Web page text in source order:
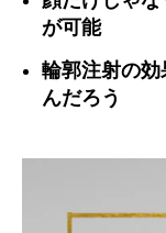
が可能
輪郭注射の
んだろう